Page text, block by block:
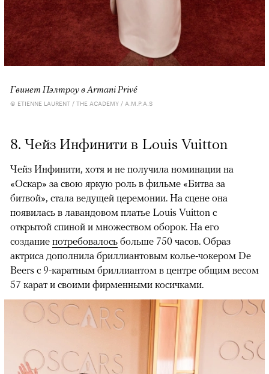
Гвинет Пэлтроу в Armani Privé
© ETIENNE LAURENT / THE ACADEMY / A.M.P.A.S
8. Чейз Инфинити в Louis Vuitton
Чейз Инфинити, хотя и не получила номинации на
«Оскар» за свою яркую роль в фильме «Битва за
битвой», стала ведущей церемонии. На сцене она
появилась в лавандовом платье Louis Vuitton с
открытой спиной и множеством оборок. На его
создание потребовалось больше 750 часов. Образ
актриса дополнила бриллиантовым колье-чокером De
Beers с 9-каратным бриллиантом в центре общим весом
57 карат и своими фирменными косичками.